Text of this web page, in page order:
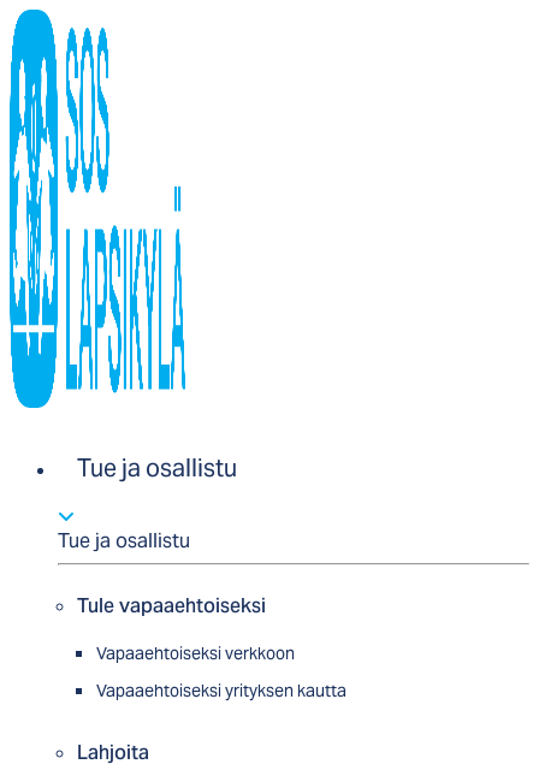
Tue ja osallistu
Tue ja osallistu
Tule vapaaehtoiseksi
Vapaaehtoiseksi verkkoon
Vapaaehtoiseksi yrityksen kautta
Lahjoita